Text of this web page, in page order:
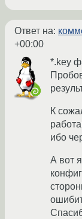
Ответ на:
+00:00
*.key
К
ибо
А вот